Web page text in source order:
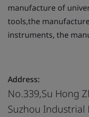
manufacture of
tools,the
instruments, the
Address:
No.339,Su Hong
Suzhou Industrial